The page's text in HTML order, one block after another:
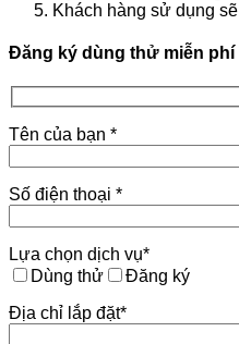
Khách hàng sử dụng
Đăng ký dùng thử miễn phí
Tên của bạn *
Số điện thoại *
Lựa chọn dịch vụ*
Dùng thử
Đăng ký
Địa chỉ lắp đặt*